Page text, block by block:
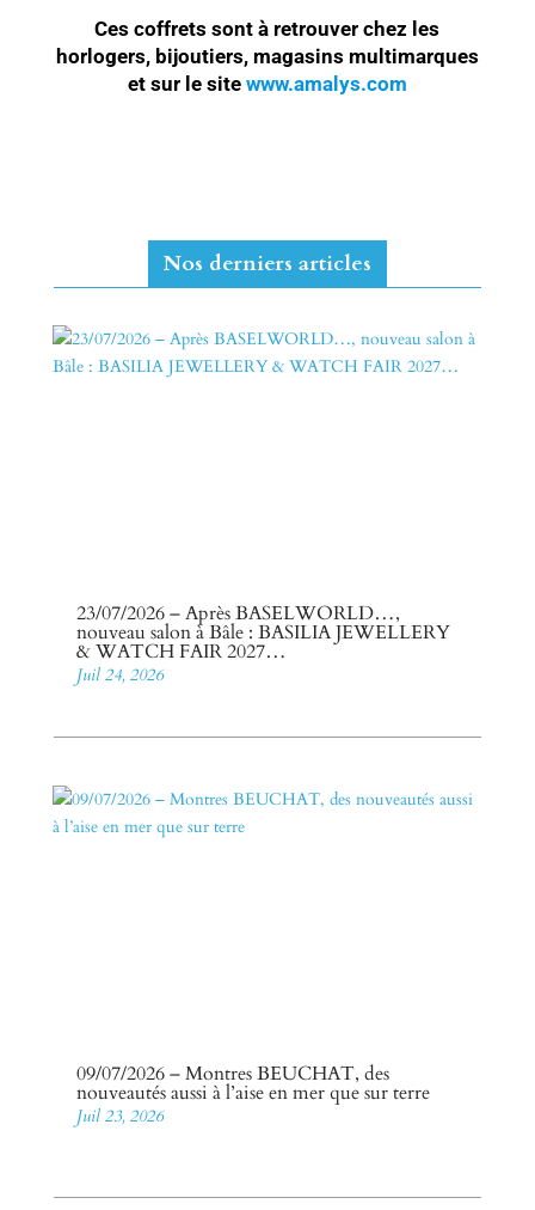
Ces coffrets sont à retrouver chez les
horlogers, bijoutiers, magasins multimarques
et sur le site www.amalys.com
Nos derniers articles
23/07/2026 – Après BASELWORLD…,
nouveau salon à Bâle : BASILIA JEWELLERY
& WATCH FAIR 2027…
Juil 24, 2026
09/07/2026 – Montres BEUCHAT, des
nouveautés aussi à l’aise en mer que sur terre
Juil 23, 2026